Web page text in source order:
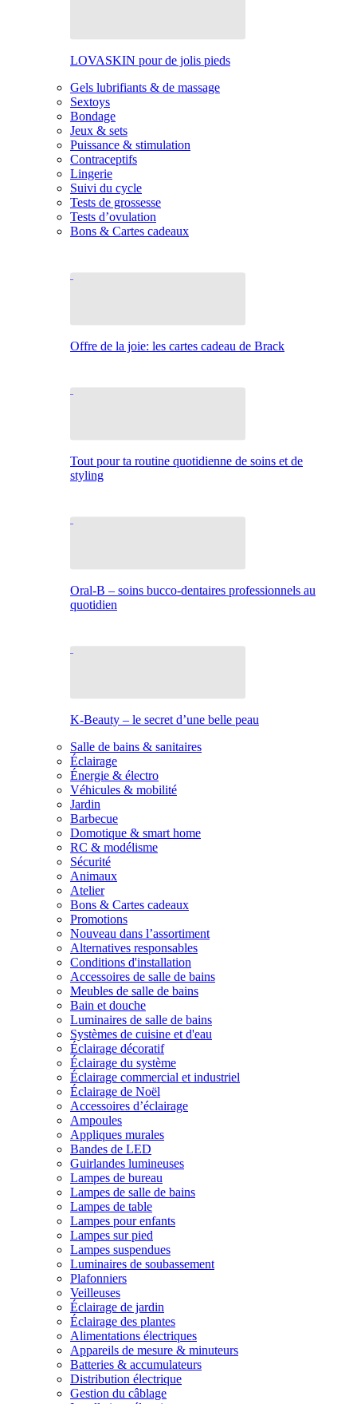
LOVASKIN pour de jolis pieds
Gels lubrifiants & de massage
Sextoys
Bondage
Jeux & sets
Puissance & stimulation
Contraceptifs
Lingerie
Suivi du cycle
Tests de grossesse
Tests d’ovulation
Bons & Cartes cadeaux
Offre de la joie: les cartes cadeau de Brack
Tout pour ta routine quotidienne de soins et de
styling
Oral-B – soins bucco-dentaires professionnels au
quotidien
K-Beauty – le secret d’une belle peau
Salle de bains & sanitaires
Éclairage
Énergie & électro
Véhicules & mobilité
Jardin
Barbecue
Domotique & smart home
RC & modélisme
Sécurité
Animaux
Atelier
Bons & Cartes cadeaux
Promotions
Nouveau dans l’assortiment
Alternatives responsables
Conditions d'installation
Accessoires de salle de bains
Meubles de salle de bains
Bain et douche
Luminaires de salle de bains
Systèmes de cuisine et d'eau
Éclairage décoratif
Éclairage du système
Éclairage commercial et industriel
Éclairage de Noël
Accessoires d’éclairage
Ampoules
Appliques murales
Bandes de LED
Guirlandes lumineuses
Lampes de bureau
Lampes de salle de bains
Lampes de table
Lampes pour enfants
Lampes sur pied
Lampes suspendues
Luminaires de soubassement
Plafonniers
Veilleuses
Éclairage de jardin
Éclairage des plantes
Alimentations électriques
Appareils de mesure & minuteurs
Batteries & accumulateurs
Distribution électrique
Gestion du câblage